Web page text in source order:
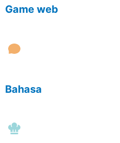
Game web
Bahasa